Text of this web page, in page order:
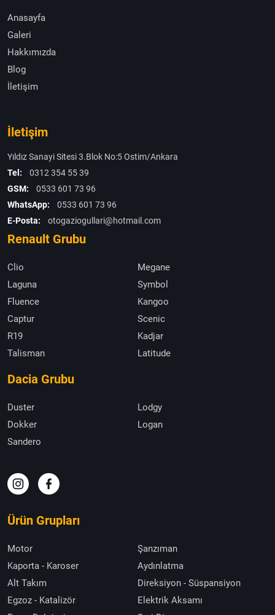
Anasayfa
Galeri
Hakkımızda
Blog
İletişim
İletişim
Yıldız Sanayi Sitesi 3.Blok No:5 Ostim/Ankara
Tel:
0312 354 55 39
GSM:
0533 601 73 96
WhatsApp:
0533 601 73 96
E-Posta:
otogaziogullari@hotmail.com
Renault Grubu
Clio
Megane
Laguna
Symbol
Fluence
Kangoo
Captur
Scenic
R19
Kadjar
Talisman
Latitude
Dacia Grubu
Duster
Lodgy
Dokker
Logan
Sandero
Ürün Grupları
Motor
Şanzıman
Kaporta - Karoser
Aydınlatma
Alt Takım
Direksiyon - Süspansiyon
Egzoz - Katalizör
Elektrik Aksamı